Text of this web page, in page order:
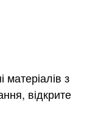
матеріалів з
відкрите